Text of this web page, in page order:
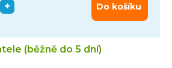
+ Do košíku
(běžně do 5 dní)